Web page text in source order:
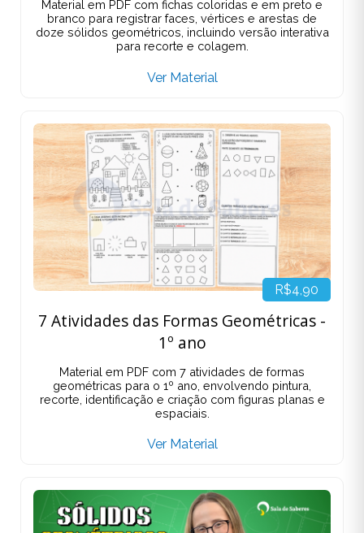
Material em PDF com fichas coloridas e em preto e
branco para registrar faces, vértices e arestas de
doze sólidos geométricos, incluindo versão interativa
para recorte e colagem.
Ver Material
R$4,90
7 Atividades das Formas Geométricas -
1º ano
Material em PDF com 7 atividades de formas
geométricas para o 1º ano, envolvendo pintura,
recorte, identificação e criação com figuras planas e
espaciais.
Ver Material